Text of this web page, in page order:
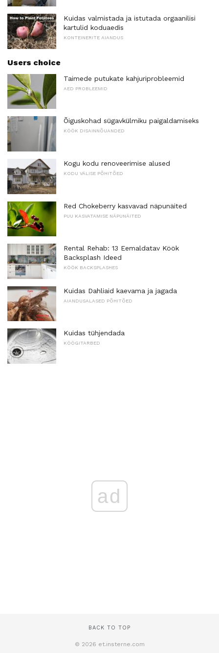
Kuidas valmistada ja istutada orgaanilisi
kartulid koduaedis
KONTEINERITE AIANDUS
Users choice
Taimede putukate kahjuriprobleemid
AED PROBLEEMID
Õiguskohad sügavkülmiku paigaldamiseks
KÖÖK DISAINNÕUANDED
Kogu kodu renoveerimise alused
KODU VÄLISE PÕHITÕED
Red Chokeberry kasvavad näpunäited
PUU KASVATAMISE NÄPUNÄITED
Rental Rehab: 13 Eemaldatav Köök
Backsplash Ideed
KÖÖK BACKSPLASHES
Kuidas Dahliaid kaevama ja jagada
AIANDUSALASED PÕHITÕED
Kuidas tühjendada
KÖÖGITARBED
ad
BACK TO TOP
© 2026 et.insterne.com